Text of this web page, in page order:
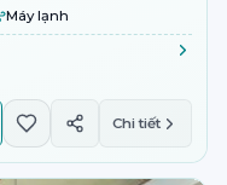
Máy lạnh
Chi tiết